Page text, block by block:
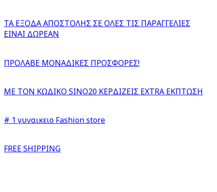
ΤΑ ΕΞΟΔΑ ΑΠΟΣΤΟΛΗΣ ΣΕ ΟΛΕΣ ΤΙΣ ΠΑΡΑΓΓΕΛΙΕΣ
ΕΙΝΑΙ ΔΩΡΕΑΝ
ΠΡΟΛΑΒΕ ΜΟΝΑΔΙΚΕΣ ΠΡΟΣΦΟΡΕΣ!
ΜΕ ΤΟΝ ΚΩΔΙΚΟ SINO20 ΚΕΡΔΙΖΕΙΣ EXTRA ΕΚΠΤΩΣΗ
# 1 γυναικειο Fashion store
FREE SHIPPING